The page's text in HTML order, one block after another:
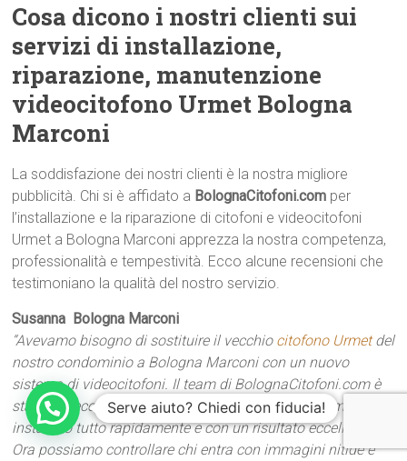
Cosa dicono i nostri clienti sui
servizi di installazione,
riparazione, manutenzione
videocitofono Urmet Bologna
Marconi
La soddisfazione dei nostri clienti è la nostra migliore
pubblicità. Chi si è affidato a BolognaCitofoni.com per
l’installazione e la riparazione di citofoni e videocitofoni
Urmet a Bologna Marconi apprezza la nostra competenza,
professionalità e tempestività. Ecco alcune recensioni che
testimoniano la qualità del nostro servizio.
Susanna  Bologna Marconi
“Avevamo bisogno di sostituire il vecchio citofono Urmetdel
nostro condominio a Bologna Marconi con un nuovo
sistema di videocitofoni. Il team di BolognaCitofoni.com è
stato impeccabile: hanno consigliato la soluzione migliore,
installato tutto rapidamente e con un risultato eccellente.
Ora possiamo controllare chi entra con immagini nitide e
Serve aiuto? Chiedi con fiducia!